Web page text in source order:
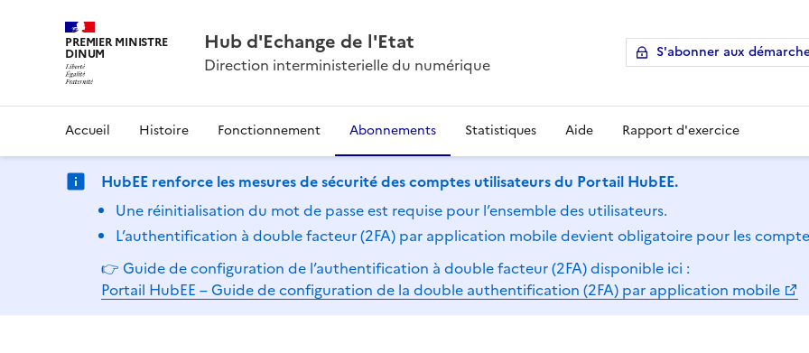
PREMIER MINISTRE
DINUM Hub d'Echange de l'Etat
Direction interministerielle du numérique
S'abonner aux
Accueil Histoire Fonctionnement Abonnements Statistiques Aide Rapport d'exercice
HubEE renforce les mesures de sécurité des comptes utilisateurs du Portail HubEE.
Une réinitialisation du mot de passe est requise pour l’ensemble des utilisateurs.
L’authentification à double facteur (2FA) par application mobile devient obligatoire pour les
👉 Guide de configuration de l’authentification à double facteur (2FA) disponible ici :
Portail HubEE – Guide de configuration de la double authentification (2FA) par application mobile